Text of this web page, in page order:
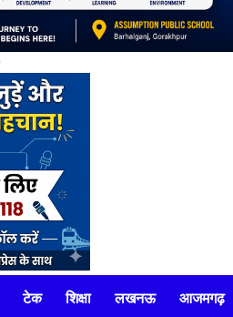
टेक शिक्षा लखनऊ आजमगढ़